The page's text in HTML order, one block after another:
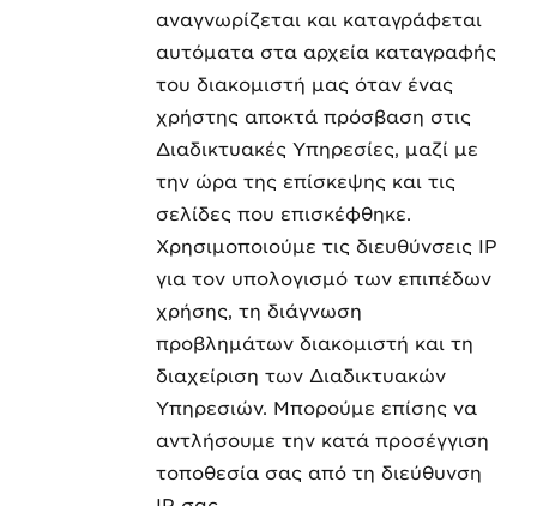
αναγνωρίζεται και καταγράφεται
αυτόματα στα αρχεία καταγραφής
του διακομιστή μας όταν ένας
χρήστης αποκτά πρόσβαση στις
Διαδικτυακές Υπηρεσίες, μαζί με
την ώρα της επίσκεψης και τις
σελίδες που επισκέφθηκε.
Χρησιμοποιούμε τις διευθύνσεις IP
για τον υπολογισμό των επιπέδων
χρήσης, τη διάγνωση
προβλημάτων διακομιστή και τη
διαχείριση των Διαδικτυακών
Υπηρεσιών. Μπορούμε επίσης να
αντλήσουμε την κατά προσέγγιση
τοποθεσία σας από τη διεύθυνση